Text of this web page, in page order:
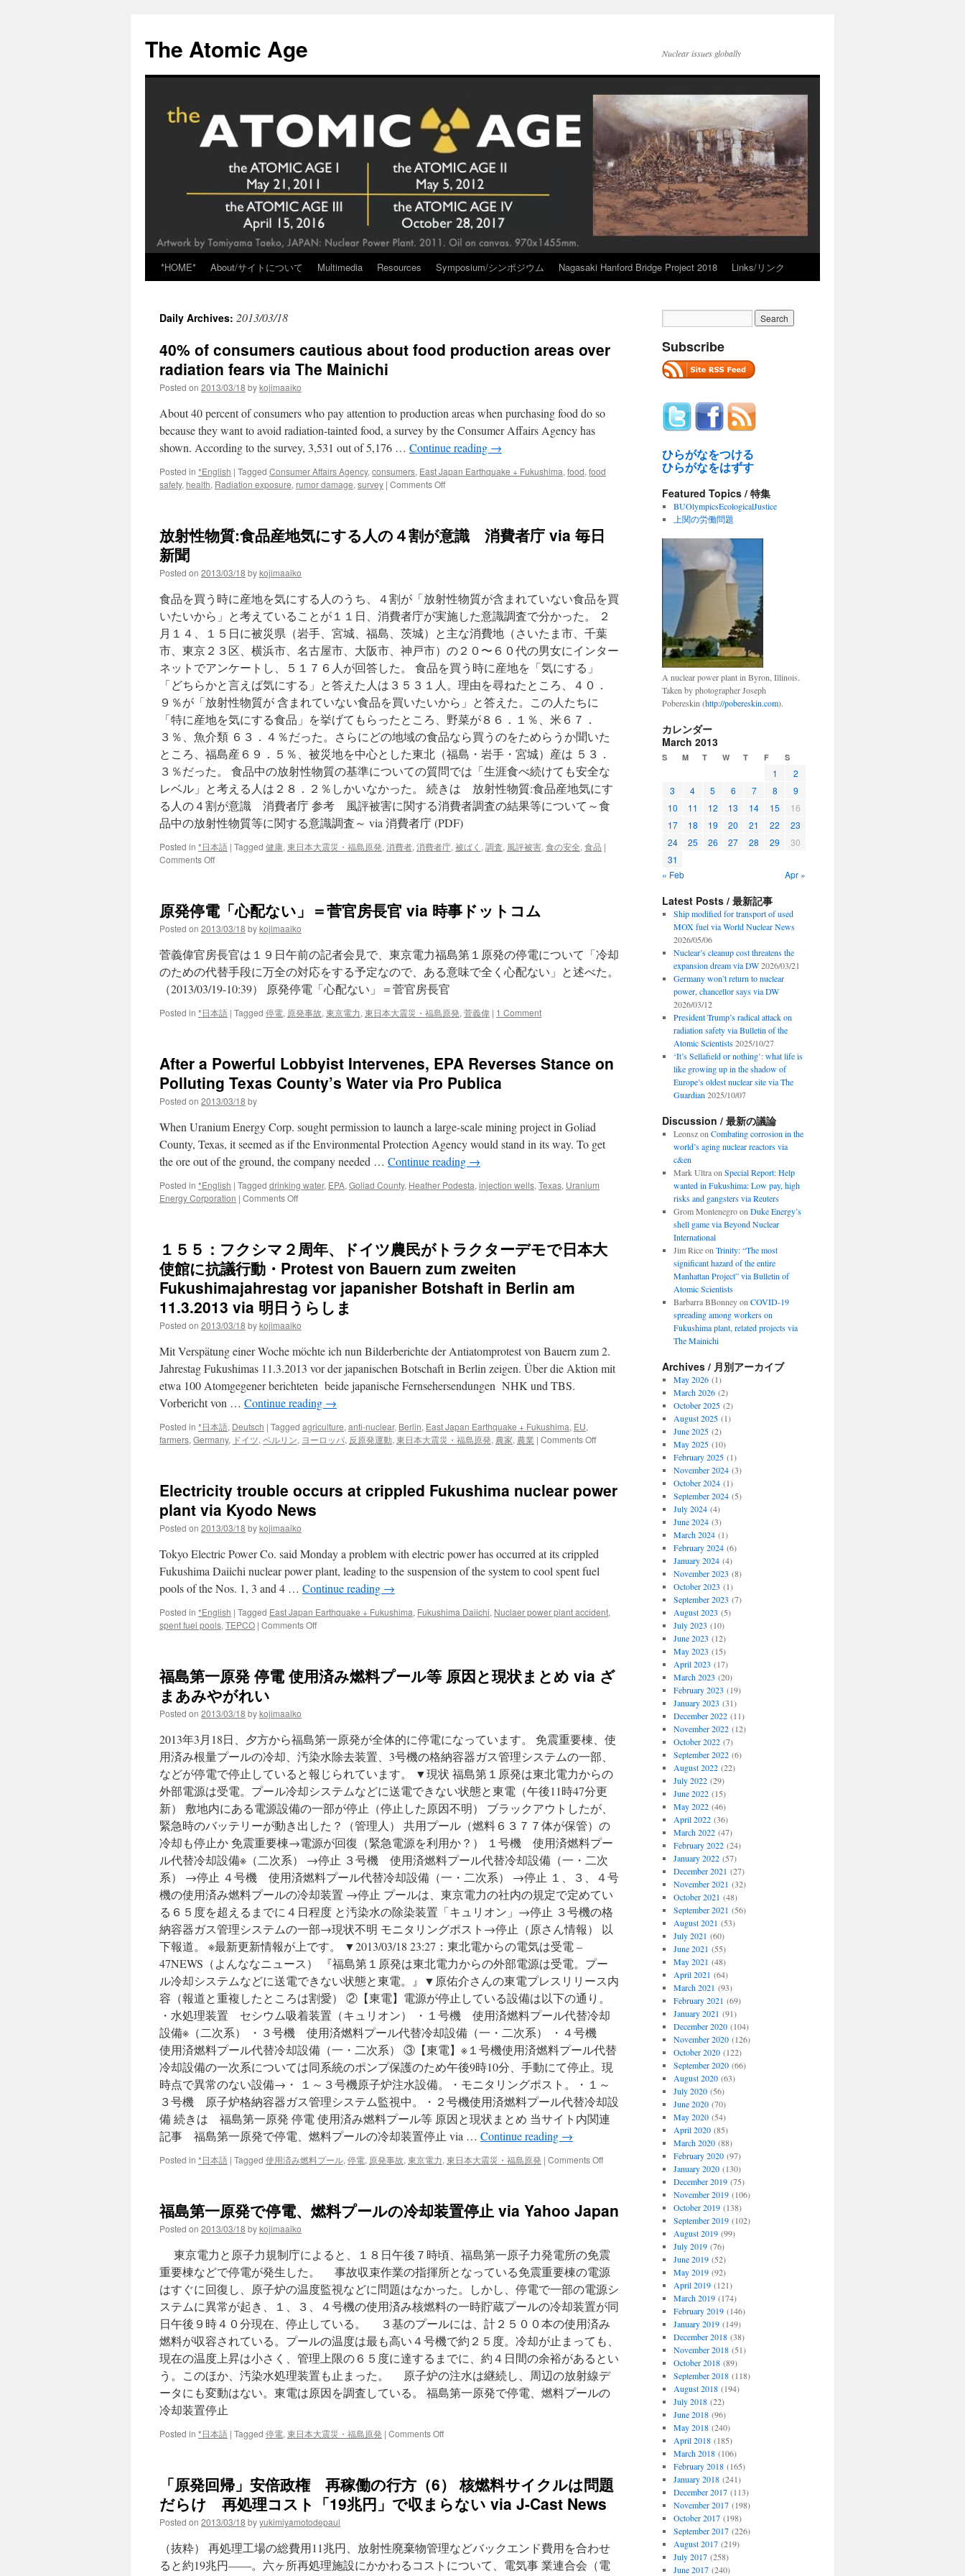
content
The Atomic Age Nuclear issues globally
*HOME* About/サイトについて Multimedia Resources Symposium/シンポジウム Nagasaki Hanford Bridge Project 2018 Links/リンク
Daily Archives: 2013/03/18
40% of consumers cautious about food production areas over
radiation fears via The Mainichi
Posted on 2013/03/18 bykojimaaiko
About 40 percent of consumers who pay attention to production areas when purchasing food do so
because they want to avoid radiation-tainted food, a survey by the Consumer Affairs Agency has
shown. According to the survey, 3,531 out of 5,176 … Continue reading →
Posted in *English | Tagged Consumer Affairs Agency, consumers, East Japan Earthquake + Fukushima, food, food
safety, health, Radiation exposure, rumor damage, survey | Comments Offon
cautious
over
radiation
fears
via
The
Mainichi
放射性物質:食品産地気にする人の４割が意識 消費者庁 via 毎日
新聞
Posted on 2013/03/18 bykojimaaiko
食品を買う時に産地を気にする人のうち、４割が「放射性物質が含まれていない食品を買
いたいから」と考えていることが１１日、消費者庁が実施した意識調査で分かった。 ２
月１４、１５日に被災県（岩手、宮城、福島、茨城）と主な消費地（さいたま市、千葉
市、東京２３区、横浜市、名古屋市、大阪市、神戸市）の２０〜６０代の男女にインター
ネットでアンケートし、５１７６人が回答した。 食品を買う時に産地を「気にする」
「どちらかと言えば気にする」と答えた人は３５３１人。理由を尋ねたところ、４０．
９％が「放射性物質が 含まれていない食品を買いたいから」と答えた。この人たちに
「特に産地を気にする食品」を挙げてもらったところ、野菜が８６．１％、米６７．
３％、魚介類 ６３．４％だった。さらにどの地域の食品なら買うのをためらうか聞いた
ところ、福島産６９．５％、被災地を中心とした東北（福島・岩手・宮城）産は ５３．
３％だった。 食品中の放射性物質の基準についての質問では「生涯食べ続けても安全な
レベル」と考える人は２８．２％しかいなかった。 続きは 放射性物質:食品産地気にす
る人の４割が意識 消費者庁 参考 風評被害に関する消費者調査の結果等について～食
品中の放射性物質等に関する意識調査～ via 消費者庁 (PDF)
Posted in *日本語 | Tagged 健康, 東日本大震災・福島原発, 消費者, 消費者庁, 被ばく , 調査, 風評被害, 食の安全, 食品 |
Comments Offon
物
質:
食
品
産
地
気
す
４
割
が
意
消
費
者
庁
via
毎
原発停電「心配ない」＝菅官房長官 via 時事ドットコム
Posted on 2013/03/18 bykojimaaiko
菅義偉官房長官は１９日午前の記者会見で、東京電力福島第１原発の停電について「冷却
のための代替手段に万全の対応をする予定なので、ある意味で全く心配ない」と述べた。
（2013/03/19-10:39） 原発停電「心配ない」＝菅官房長官
Posted in *日本語 | Tagged 停電, 原発事故, 東京電力, 東日本大震災・福島原発, 菅義偉 | 1 Comment
After a Powerful Lobbyist Intervenes, EPA Reverses Stance on
Polluting Texas County’s Water via Pro Publica
Posted on 2013/03/18 by
When Uranium Energy Corp. sought permission to launch a large-scale mining project in Goliad
County, Texas, it seemed as if the Environmental Protection Agency would stand in its way. To get
the ore out of the ground, the company needed … Continue reading →
Posted in *English | Tagged drinking water, EPA, Goliad County, Heather Podesta, injection wells, Texas, Uranium
Energy Corporation | Comments Offon
Lobbyist
Intervenes,
EPA
Reverses
Stance
on
Polluting
County’s
Water
Pro
Publica
１５５：フクシマ２周年、ドイツ農民がトラクターデモで日本大
使館に抗議行動・Protest von Bauern zum zweiten
Fukushimajahrestag vor japanisher Botshaft in Berlin am
11.3.2013 via 明日うらしま
Posted on 2013/03/18 bykojimaaiko
Mit Verspätung einer Woche möchte ich nun Bilderberichte der Antiatomprotest von Bauern zum 2.
Jahrestag Fukushimas 11.3.2013 vor der japanischen Botschaft in Berlin zeigen. Über die Aktion mit
etwa 100 Atomgegener berichteten beide japanische Fernsehersendungen NHK und TBS.
Vorbericht von … Continue reading →
Posted in *日本語, Deutsch | Tagged agriculture, anti-nuclear, Berlin, East Japan Earthquake + Fukushima, EU,
farmers, Germany, ドイツ, ベルリン, ヨーロッパ, 反原発運動, 東日本大震災・福島原発, 農家, 農業 | Comments Offon
フ
周
年、
農
ラ
ク
で
日
本
大
使
館
に
抗
議
行
動・
Protest
von
Bauern
zum
Fukushimajahrestag
japanisher
Botshaft
in
Berlin
am
11.3.2013
via
明
日
う
ら
し
Electricity trouble occurs at crippled Fukushima nuclear power
plant via Kyodo News
Posted on 2013/03/18 bykojimaaiko
Tokyo Electric Power Co. said Monday a problem with electric power has occurred at its crippled
Fukushima Daiichi nuclear power plant, leading to the suspension of the system to cool spent fuel
pools of the Nos. 1, 3 and 4 … Continue reading →
Posted in *English | Tagged East Japan Earthquake + Fukushima, Fukushima Daiichi, Nuclaer power plant accident,
spent fuel pools, TEPCO | Comments Offon
at
plant
via
Kyodo
News
福島第一原発 停電 使用済み燃料プール等 原因と現状まとめ via ざ
まあみやがれい
Posted on 2013/03/18 bykojimaaiko
2013年3月18日、夕方から福島第一原発が全体的に停電になっています。 免震重要棟、使
用済み根量プールの冷却、汚染水除去装置、3号機の格納容器ガス管理システムの一部、
などが停電で停止していると報じられています。 ▼現状 福島第１原発は東北電力からの
外部電源は受電。プール冷却システムなどに送電できない状態と東電（午後11時47分更
新） 敷地内にある電源設備の一部が停止（停止した原因不明） ブラックアウトしたが、
緊急時のバッテリーが動き出した？（管理人） 共用プール（燃料６３７７体が保管）の
冷却も停止か 免震重要棟→電源が回復（緊急電源を利用か？） １号機 使用済燃料プー
ル代替冷却設備※（二次系） →停止 ３号機 使用済燃料プール代替冷却設備（一・二次
系） →停止 ４号機 使用済燃料プール代替冷却設備（一・二次系） →停止 １、３、４号
機の使用済み燃料プールの冷却装置 →停止 プールは、東京電力の社内の規定で定めてい
る６５度を超えるまでに４日程度 と汚染水の除染装置「キュリオン」→停止 ３号機の格
納容器ガス管理システムの一部→現状不明 モニタリングポスト→停止（原さん情報） 以
下報道。 ※最新更新情報が上です。 ▼2013/03/18 23:27：東北電からの電気は受電 –
47NEWS（よんななニュース） 『福島第１原発は東北電力からの外部電源は受電。プー
ル冷却システムなどに送電できない状態と東電。』▼原佑介さんの東電プレスリリース内
容（報道と重複したところは割愛） ②【東電】電源が停止している設備は以下の通り。
・水処理装置 セシウム吸着装置（キュリオン） ・１号機 使用済燃料プール代替冷却
設備※（二次系） ・３号機 使用済燃料プール代替冷却設備（一・二次系） ・４号機
使用済燃料プール代替冷却設備（一・二次系） ③【東電】※１号機使用済燃料プール代替
冷却設備の一次系については同系統のポンプ保護のため午後9時10分、手動にて停止。現
時点で異常のない設備→・ １～３号機原子炉注水設備。・モニタリングポスト。・１～
３号機 原子炉格納容器ガス管理システム監視中。・２号機使用済燃料プール代替冷却設
備 続きは 福島第一原発 停電 使用済み燃料プール等 原因と現状まとめ 当サイト内関連
記事 福島第一原発で停電、燃料プールの冷却装置停止 via … Continue reading →
Posted in *日本語 | Tagged 使用済み燃料プール, 停電, 原発事故, 東京電力, 東日本大震災・福島原発 | Comments Offon
一
停
電
使
用
済
み
燃
料
プ
ー
ル
等
と
め
via
あ
み
や
福島第一原発で停電、燃料プールの冷却装置停止 via Yahoo Japan
Posted on 2013/03/18 bykojimaaiko
東京電力と原子力規制庁によると、１８日午後７時頃、福島第一原子力発電所の免震
重要棟などで停電が発生した。 事故収束作業の指揮所となっている免震重要棟の電源
はすぐに回復し、原子炉の温度監視などに問題はなかった。しかし、停電で一部の電源シ
ステムに異常が起き、１、３、４号機の使用済み核燃料の一時貯蔵プールの冷却装置が同
日午後９時４０分現在、停止している。 ３基のプールには、計２５００本の使用済み
燃料が収容されている。プールの温度は最も高い４号機で約２５度。冷却が止まっても、
現在の温度上昇は小さく、管理上限の６５度に達するまでに、約４日間の余裕があるとい
う。このほか、汚染水処理装置も止まった。 原子炉の注水は継続し、周辺の放射線デ
ータにも変動はない。東電は原因を調査している。 福島第一原発で停電、燃料プールの
冷却装置停止
Posted in *日本語 | Tagged 停電, 東日本大震災・福島原発 | Comments Offon
一
原
発
電、
燃
「原発回帰」安倍政権 再稼働の行方（6） 核燃料サイクルは問題
だらけ 再処理コスト「19兆円」で収まらない via J-Cast News
Posted on 2013/03/18 byyukimiyamotodepaul
（抜粋） 再処理工場の総費用11兆円、放射性廃棄物管理などバックエンド費用を合わせ
ると約19兆円――。六ヶ所再処理施設にかかわるコストについて、電気事 業連合会（電
Subscribe
ひらがなをつける
ひらがなをはずす
Featured Topics / 特集
BUOlympicsEcologicalJustice
上関の労働問題
A nuclear power plant in Byron, Illinois.
Taken by photographer Joseph
Pobereskin (http://pobereskin.com).
カレンダー
March 2013
S M T W T F S
1
2
3
4 5 6 7 8
9
10
11 12 13 14 15
16
17
18 19 20 21 22
23
24
25 26 27 28 29
30
31
« Feb
Apr »
Latest Posts / 最新記事
Ship modified for transport of used
MOX fuel via World Nuclear News
2026/05/06
Nuclear’s cleanup cost threatens the
expansion dream via DW 2026/03/21
Germany won’t return to nuclear
power, chancellor says via DW
2026/03/12
President Trump’s radical attack on
radiation safety via Bulletin of the
Atomic Scientists 2025/10/27
‘It’s Sellafield or nothing’: what life is
like growing up in the shadow of
Europe’s oldest nuclear site via The
Guardian 2025/10/07
Discussion / 最新の議論
Leonszon Combating corrosion in the
world’s aging nuclear reactors via
c&en
Mark Ultraon Special Report: Help
wanted in Fukushima: Low pay, high
risks and gangsters via Reuters
Grom Montenegroon Duke Energy’s
shell game via Beyond Nuclear
International
Jim Riceon Trinity: “The most
significant hazard of the entire
Manhattan Project” via Bulletin of
Atomic Scientists
Barbarra BBonneyon COVID-19
spreading among workers on
Fukushima plant, related projects via
The Mainichi
Archives / 月別アーカイブ
May 2026(1)
March 2026(2)
October 2025(2)
August 2025(1)
June 2025(2)
May 2025(10)
February 2025(1)
November 2024(3)
October 2024(1)
September 2024(5)
July 2024(4)
June 2024(3)
March 2024(1)
February 2024(6)
January 2024(4)
November 2023 (8)
October 2023 (1)
September 2023 (7)
August 2023 (5)
July 2023 (10)
June 2023 (12)
May 2023 (15)
April 2023 (17)
March 2023 (20)
February 2023 (19)
January 2023 (31)
December 2022(11)
November 2022(12)
October 2022(7)
September 2022(6)
August 2022(22)
July 2022(29)
June 2022(15)
May 2022(46)
April 2022(36)
March 2022(47)
February 2022(24)
January 2022(57)
December 2021 (27)
November 2021 (32)
October 2021 (48)
September 2021 (56)
August 2021 (53)
July 2021 (60)
June 2021 (55)
May 2021 (48)
April 2021 (64)
March 2021 (93)
February 2021 (69)
January 2021 (91)
December 2020(104)
November 2020(126)
October 2020(122)
September 2020(66)
August 2020(63)
July 2020(56)
June 2020(70)
May 2020(54)
April 2020(85)
March 2020(88)
February 2020(97)
January 2020(130)
December 2019(75)
November 2019(106)
October 2019(138)
September 2019(102)
August 2019(99)
July 2019(76)
June 2019(52)
May 2019(92)
April 2019(121)
March 2019(174)
February 2019(146)
January 2019(149)
December 2018(38)
November 2018(51)
October 2018(89)
September 2018(118)
August 2018(194)
July 2018(22)
June 2018(96)
May 2018(240)
April 2018(185)
March 2018(106)
February 2018(165)
January 2018(241)
December 2017(113)
November 2017(198)
October 2017(198)
September 2017(226)
August 2017(219)
July 2017(258)
June 2017(240)